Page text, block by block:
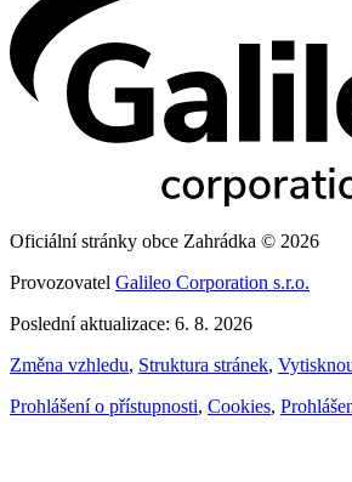
Oficiální stránky obce Zahrádka © 2026
Provozovatel Galileo Corporation s.r.o.
Poslední aktualizace: 6. 8. 2026
Změna vzhledu, Struktura stránek,
Prohlášení o přístupnosti, Cookies,